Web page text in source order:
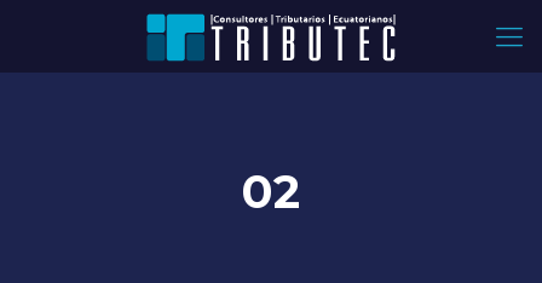
02